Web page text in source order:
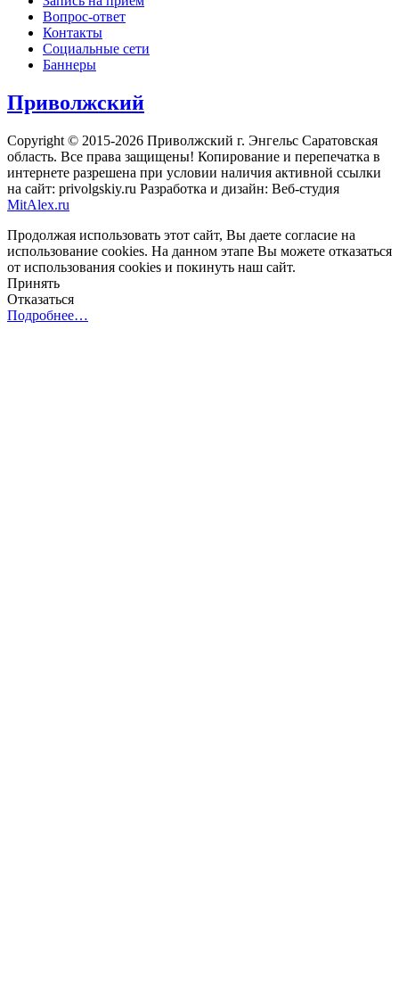
Вопрос-ответ
Контакты
Социальные сети
Баннеры
Приволжский
Copyright © 2015-2026 Приволжский г. Энгельс Саратовская
область. Все права защищены! Копирование и перепечатка в
интернете разрешена при условии наличия активной ссылки
на сайт: privolgskiy.ru Разработка и дизайн: Веб-студия
MitAlex.ru
Продолжая использовать этот сайт, Вы даете согласие на
использование cookies. На данном этапе Вы можете отказаться
от использования cookies и покинуть наш сайт.
Принять
Отказаться
Подробнее…